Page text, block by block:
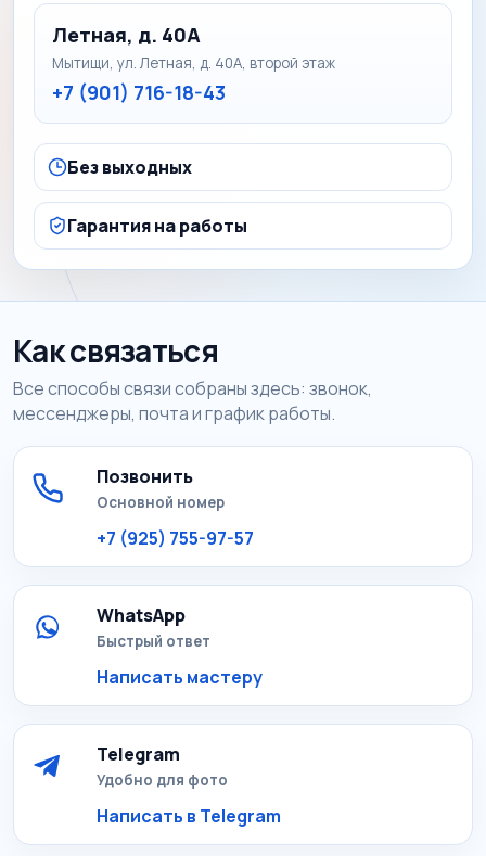
Летная, д. 40А
Мытищи, ул. Летная, д. 40А, второй этаж
+7 (901) 716-18-43
Без выходных
Гарантия на работы
Как связаться
Все способы связи собраны здесь: звонок,
мессенджеры, почта и график работы.
Позвонить
Основной номер
+7 (925) 755-97-57
WhatsApp
Быстрый ответ
Написать мастеру
Telegram
Удобно для фото
Написать в Telegram